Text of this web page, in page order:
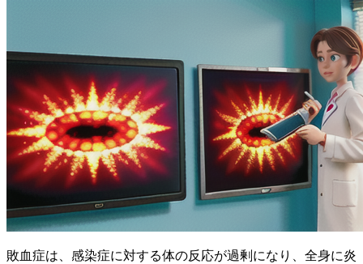
敗血症は、感染症に対する体の反応が過剰になり、全身に炎